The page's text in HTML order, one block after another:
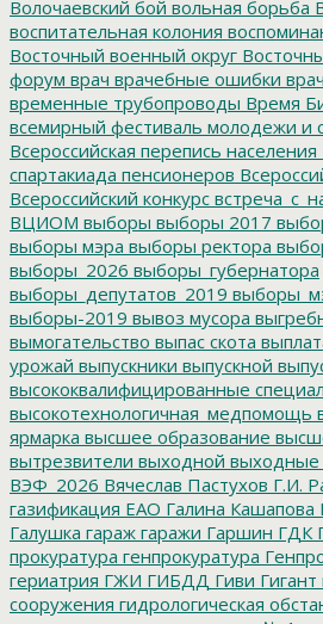
Волочаевский бой вольная борьба
воспитательная колония
Восточный военный округ
форум врач врачебные ошибки
временные трубопроводы Время
всемирный фестиваль молодежи и
Всероссийская перепись населения
спартакиада пенсионеров
Всероссийский конкурс
ВЦИОМ выборы выборы 2017
выборы мэра выборы ректора
выборы_2026 выборы_губернатора
выборы_депутатов_2019
выборы-2019 вывоз мусора
вымогательство выпас скота
урожай выпускники выпускной
высококвалифицированные
высокотехнологичная_медпомощь
ярмарка высшее образование
вытрезвители выходной выходные
ВЭФ_2026 Вячеслав Пастухов Г.И.
газификация ЕАО Галина Кашапова
Галушка гараж гаражи Гаршин ГДК
прокуратура генпрокуратура
гериатрия ГЖИ ГИБДД Гиви Гигант
сооружения гидрологическая